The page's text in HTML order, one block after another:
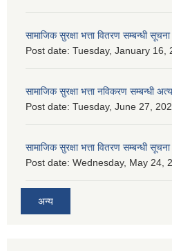
सामाजिक सुरक्षा भत्ता वितरण सम्बन्धी
Post date: Tuesday, January 16,
सामाजिक सुरक्षा भत्ता नविकरण सम्बन्धी
Post date: Tuesday, June 27,
सामाजिक सुरक्षा भत्ता वितरण सम्बन्धी
Post date: Wednesday, May 24,
अन्य